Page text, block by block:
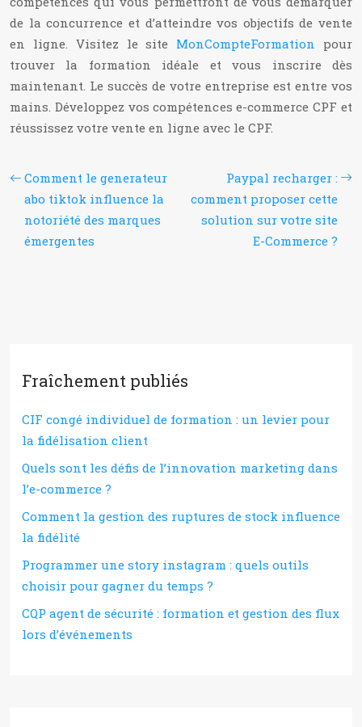
de la concurrence et d’atteindre vos objectifs de vente
en ligne. Visitez le site MonCompteFormation pour
trouver la formation idéale et vous inscrire dès
maintenant. Le succès de votre entreprise est entre vos
mains. Développez vos compétences e-commerce CPF et
réussissez votre vente en ligne avec le CPF.
Comment le generateur
abo tiktok influence la
notoriété des marques
émergentes
Paypal recharger :
comment proposer cette
solution sur votre site
E-Commerce ?
Fraîchement publiés
CIF congé individuel de formation : un levier pour
la fidélisation client
Quels sont les défis de l’innovation marketing dans
l’e-commerce ?
Comment la gestion des ruptures de stock influence
la fidélité
Programmer une story instagram : quels outils
choisir pour gagner du temps ?
CQP agent de sécurité : formation et gestion des flux
lors d’événements